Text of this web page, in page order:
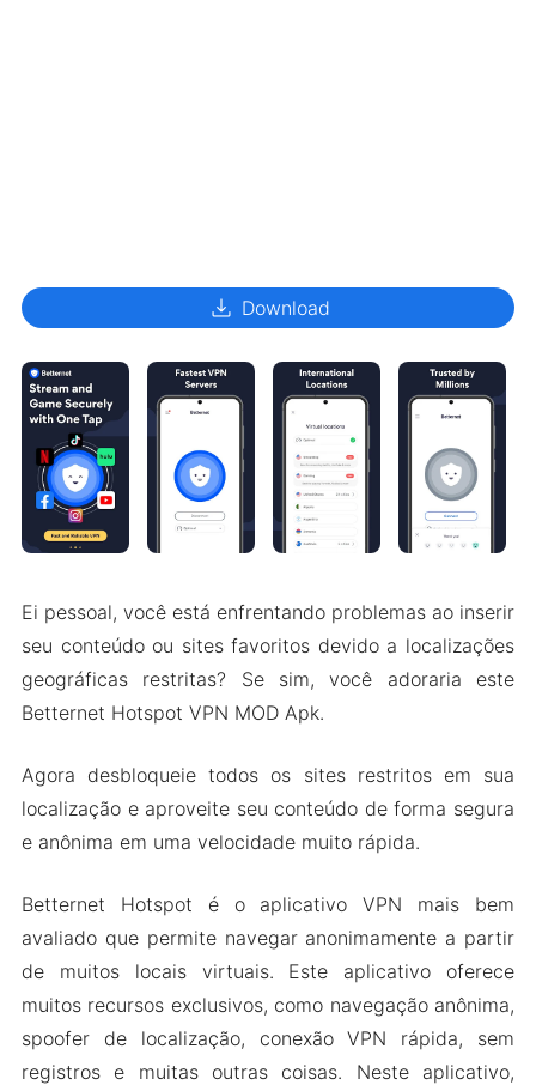
download Download
Ei pessoal, você está enfrentando problemas ao inserir
seu conteúdo ou sites favoritos devido a localizações
geográficas restritas? Se sim, você adoraria este
Betternet Hotspot VPN MOD Apk.
Agora desbloqueie todos os sites restritos em sua
localização e aproveite seu conteúdo de forma segura
e anônima em uma velocidade muito rápida.
Betternet Hotspot é o aplicativo VPN mais bem
avaliado que permite navegar anonimamente a partir
de muitos locais virtuais. Este aplicativo oferece
muitos recursos exclusivos, como navegação anônima,
spoofer de localização, conexão VPN rápida, sem
registros e muitas outras coisas. Neste aplicativo,